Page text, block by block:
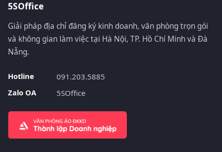
5SOffice
Giải pháp địa chỉ đăng ký kinh doanh, văn phòng trọn gói
và không gian làm việc tại Hà Nội, TP. Hồ Chí Minh và Đà
Nẵng.
Hotline
091.203.5885
Zalo OA
5SOffice